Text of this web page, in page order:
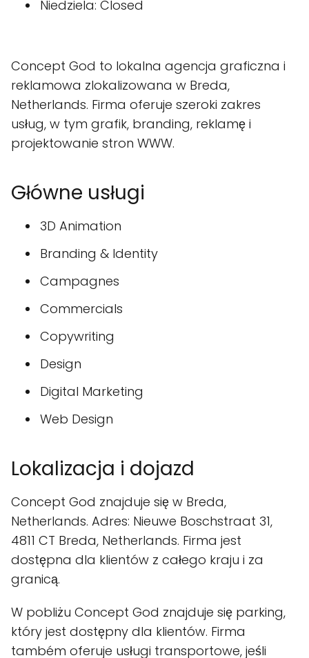
Niedziela: Closed
Concept God to lokalna agencja graficzna i
reklamowa zlokalizowana w Breda,
Netherlands. Firma oferuje szeroki zakres
usług, w tym grafik, branding, reklamę i
projektowanie stron WWW.
Główne usługi
3D Animation
Branding & Identity
Campagnes
Commercials
Copywriting
Design
Digital Marketing
Web Design
Lokalizacja i dojazd
Concept God znajduje się w Breda,
Netherlands. Adres: Nieuwe Boschstraat 31,
4811 CT Breda, Netherlands. Firma jest
dostępna dla klientów z całego kraju i za
granicą.
W pobliżu Concept God znajduje się parking,
który jest dostępny dla klientów. Firma
também oferuje usługi transportowe, jeśli